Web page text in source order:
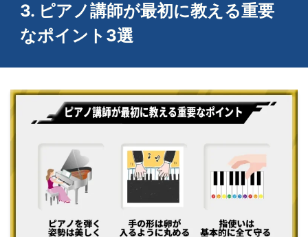
3. ピアノ講師が最初に教える重要
なポイント3選